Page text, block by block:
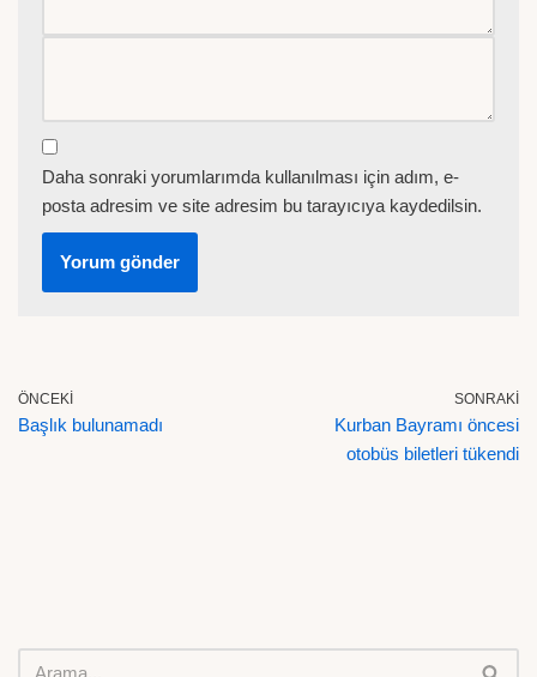
Daha sonraki yorumlarımda kullanılması için adım, e-
posta adresim ve site adresim bu tarayıcıya kaydedilsin.
ÖNCEKI
Başlık bulunamadı
SONRAKI
Kurban Bayramı öncesi
otobüs biletleri tükendi